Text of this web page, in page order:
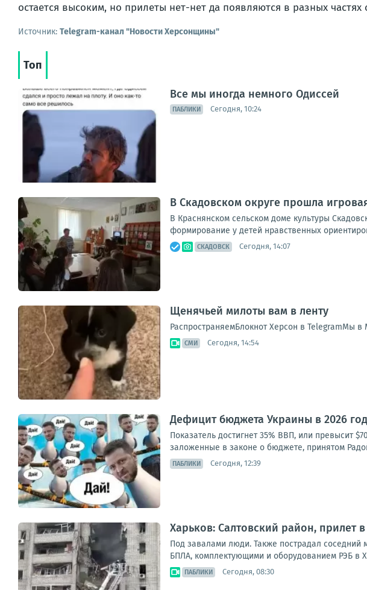
остается высоким, но прилеты нет-нет да появляются в разных
Источник: Telegram-канал "Новости Херсонщины"
Топ
Все мы иногда немного Одиссей
ПАБЛИКИ Сегодня, 10:24
В Скадовском округе прошла
В Краснянском сельском доме культуры
формирование у детей нравственных
СКАДОВСК Сегодня, 14:07
Щенячьей милоты вам в ленту
РаспространяемБлокнот Херсон в TelegramМы в
СМИ Сегодня, 14:54
Дефицит бюджета Украины в 2026
Показатель достигнет 35% ВВП, или превысит
заложенные в законе о бюджете, принятом
ПАБЛИКИ Сегодня, 12:39
Харьков: Салтовский район, прилет
Под завалами люди. Также пострадал
БПЛА, комплектующими и оборудованием РЭБ в
ПАБЛИКИ Сегодня, 08:30